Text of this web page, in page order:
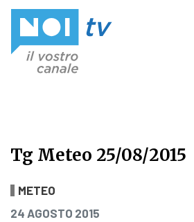
Tg Meteo 25/08/2015
Tg Meteo 25/08/2015
METEO
PUBBLICATO IL
24 AGOSTO 2015